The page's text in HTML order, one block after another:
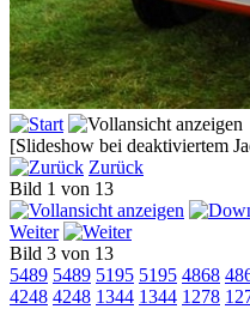
[Slideshow bei deaktiviertem
Zurück
Bild 1 von 13
Weiter
Bild 3 von 13
5489 5489 5195 5195 4868
4248 4248 1344 1344 1278